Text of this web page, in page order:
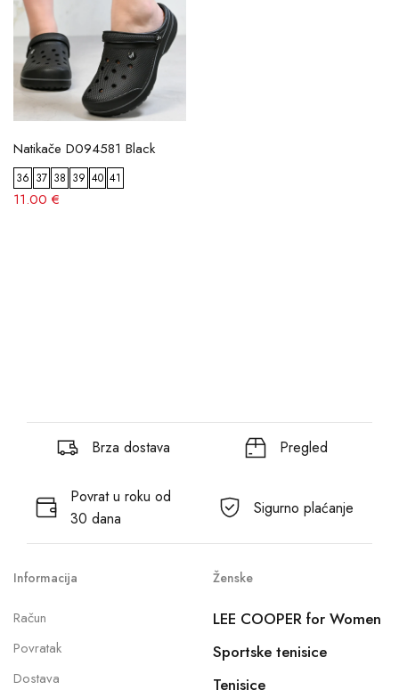
Natikače D094581 Black
36 37 38 39 40 41
11.00 €
Brza dostava Pregled
Povrat u roku od
30 dana
Sigurno plaćanje
Informacija
Račun
Povratak
Dostava
Ženske
LEE COOPER for Women
Sportske tenisice
Tenisice